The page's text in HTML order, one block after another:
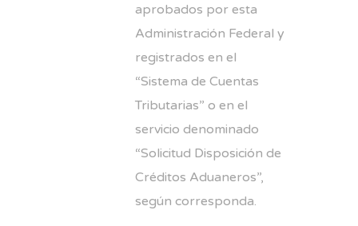
aprobados por esta
Administración Federal y
registrados en el
“Sistema de Cuentas
Tributarias” o en el
servicio denominado
“Solicitud Disposición de
Créditos Aduaneros”,
según corresponda.